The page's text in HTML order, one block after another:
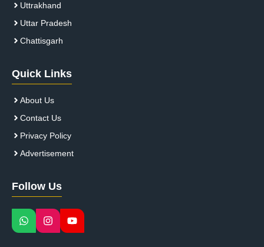
Uttrakhand
Uttar Pradesh
Chattisgarh
Quick Links
About Us
Contact Us
Privacy Policy
Advertisement
Follow Us